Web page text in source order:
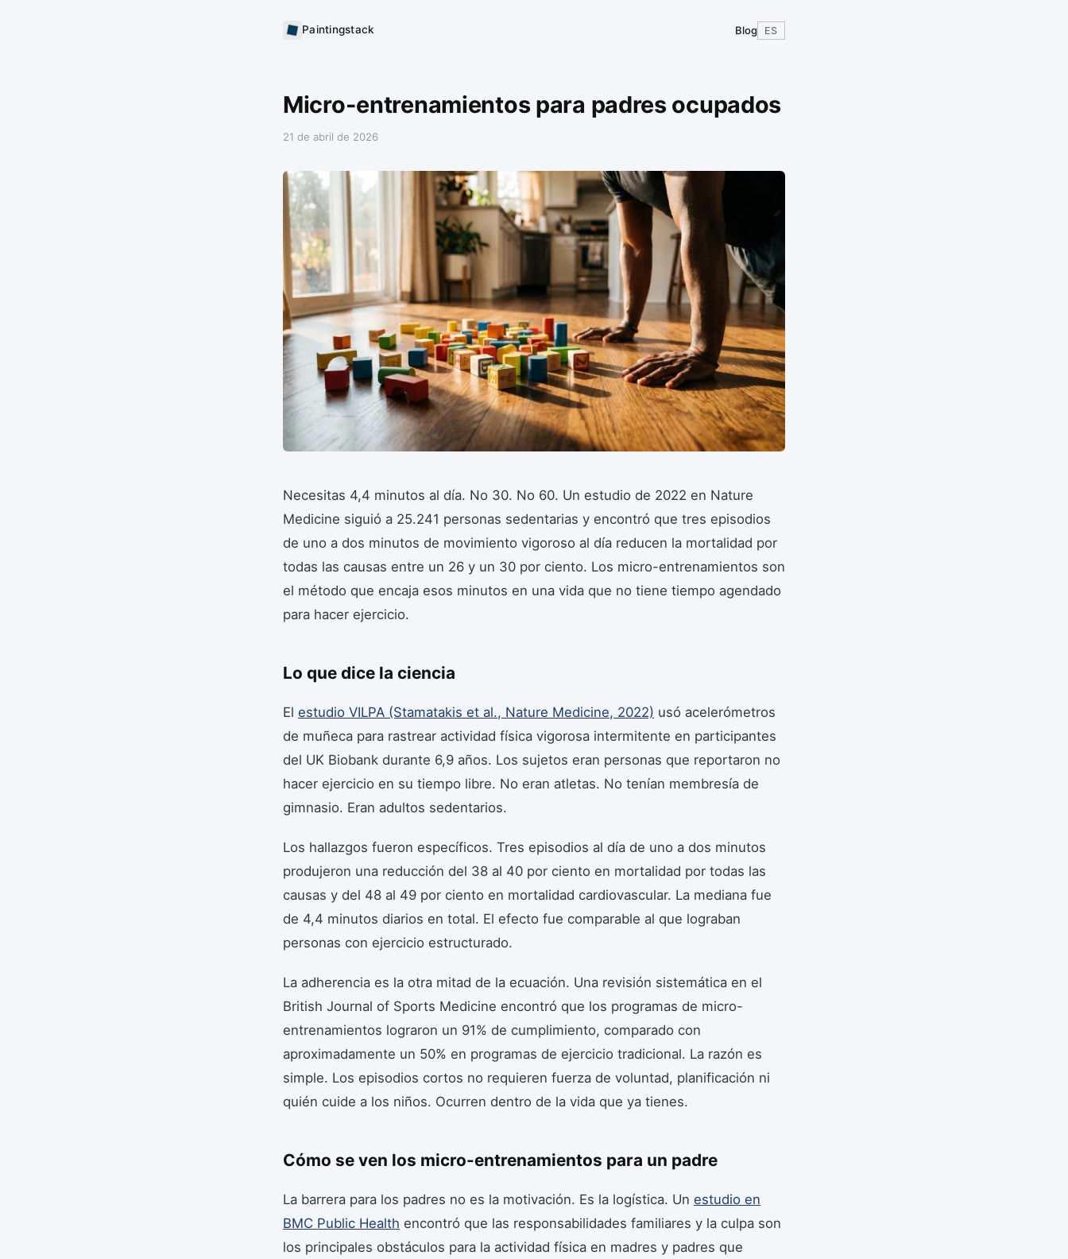
Paintingstack Blog ES
Micro-entrenamientos para padres ocupados
21 de abril de 2026
Necesitas 4,4 minutos al día. No 30. No 60. Un estudio de 2022 en Nature
Medicine siguió a 25.241 personas sedentarias y encontró que tres episodios
de uno a dos minutos de movimiento vigoroso al día reducen la mortalidad por
todas las causas entre un 26 y un 30 por ciento. Los micro-entrenamientos son
el método que encaja esos minutos en una vida que no tiene tiempo agendado
para hacer ejercicio.
Lo que dice la ciencia
El estudio VILPA (Stamatakis et al., Nature Medicine, 2022) usó acelerómetros
de muñeca para rastrear actividad física vigorosa intermitente en participantes
del UK Biobank durante 6,9 años. Los sujetos eran personas que reportaron no
hacer ejercicio en su tiempo libre. No eran atletas. No tenían membresía de
gimnasio. Eran adultos sedentarios.
Los hallazgos fueron específicos. Tres episodios al día de uno a dos minutos
produjeron una reducción del 38 al 40 por ciento en mortalidad por todas las
causas y del 48 al 49 por ciento en mortalidad cardiovascular. La mediana fue
de 4,4 minutos diarios en total. El efecto fue comparable al que lograban
personas con ejercicio estructurado.
La adherencia es la otra mitad de la ecuación. Una revisión sistemática en el
British Journal of Sports Medicine encontró que los programas de micro-
entrenamientos lograron un 91% de cumplimiento, comparado con
aproximadamente un 50% en programas de ejercicio tradicional. La razón es
simple. Los episodios cortos no requieren fuerza de voluntad, planificación ni
quién cuide a los niños. Ocurren dentro de la vida que ya tienes.
Cómo se ven los micro-entrenamientos para un padre
La barrera para los padres no es la motivación. Es la logística. Un estudio en
BMC Public Health encontró que las responsabilidades familiares y la culpa son
los principales obstáculos para la actividad física en madres y padres que